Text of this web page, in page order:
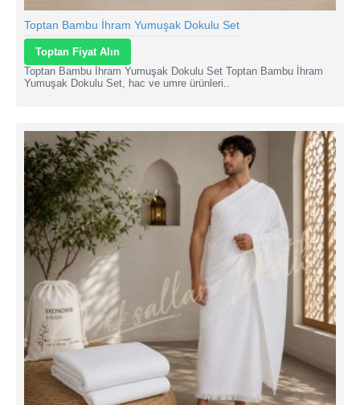
Toptan Bambu İhram Yumuşak Dokulu Set
Toptan Fiyat Alın
Toptan Bambu İhram Yumuşak Dokulu Set Toptan Bambu İhram
Yumuşak Dokulu Set, hac ve umre ürünleri..